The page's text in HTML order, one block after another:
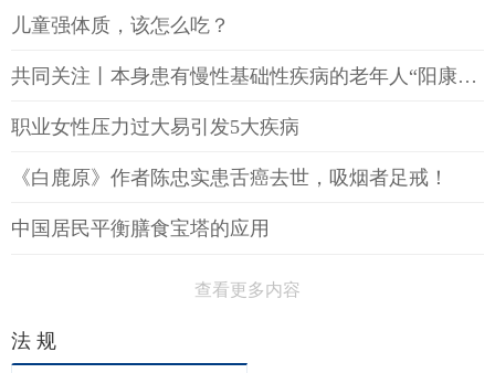
儿童强体质，该怎么吃？
共同关注丨本身患有慢性基础性疾病的老年人“阳康”后如何提高免疫力
职业女性压力过大易引发5大疾病
《白鹿原》作者陈忠实患舌癌去世，吸烟者足戒！
中国居民平衡膳食宝塔的应用
查看更多内容
法 规